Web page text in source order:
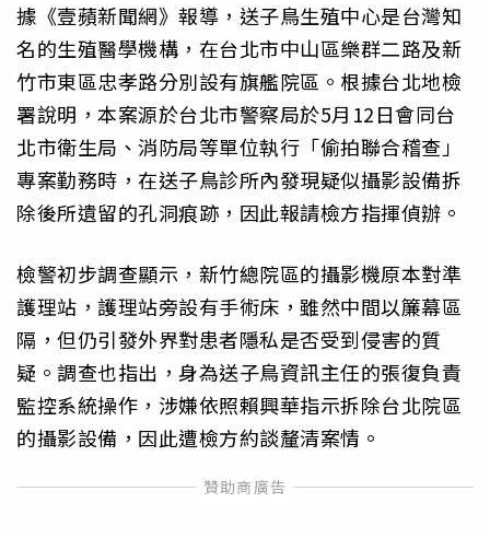
據《壹蘋新聞網》報導，送子鳥生殖中心是台灣知
名的生殖醫學機構，在台北市中山區樂群二路及新
竹市東區忠孝路分別設有旗艦院區。根據台北地檢
署說明，本案源於台北市警察局於5月12日會同台
北市衛生局、消防局等單位執行「偷拍聯合稽查」
專案勤務時，在送子鳥診所內發現疑似攝影設備拆
除後所遺留的孔洞痕跡，因此報請檢方指揮偵辦。
檢警初步調查顯示，新竹總院區的攝影機原本對準
護理站，護理站旁設有手術床，雖然中間以簾幕區
隔，但仍引發外界對患者隱私是否受到侵害的質
疑。調查也指出，身為送子鳥資訊主任的張復負責
監控系統操作，涉嫌依照賴興華指示拆除台北院區
的攝影設備，因此遭檢方約談釐清案情。